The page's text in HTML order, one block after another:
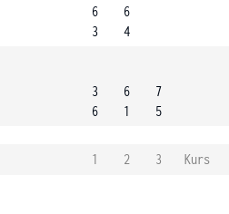
6
3
6
4
3
6
6
1
7
5
1 2 3
Kurs